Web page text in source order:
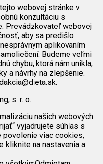
webovej stránke v
konzultáciu s
Prevádzkovateľ webovej
aby sa predišlo
aplikovaním
Budeme veľmi
chybu, ktorá nám unikla,
a návrhy na zlepšenie.
s. r. o.
našich webových
vyjadrujete súhlas s
povolenie viac cookies,
kliknite na nastavenia a